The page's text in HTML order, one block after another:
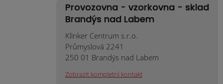
Provozovna - vzorkovna - sklad
Brandýs nad Labem
Klinker Centrum s.r.o.
Průmyslová 2241
250 01 Brandýs nad Labem
Zobrazit kompletní kontakt